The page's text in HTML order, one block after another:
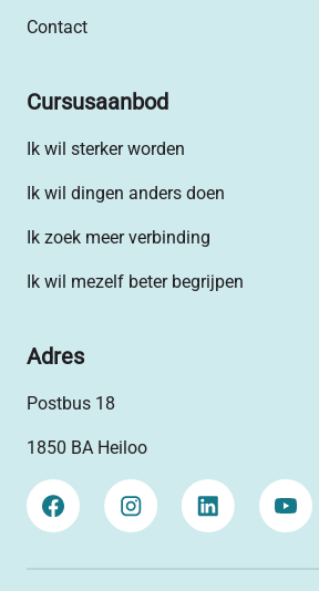
Contact
Cursusaanbod
Ik wil sterker worden
Ik wil dingen anders doen
Ik zoek meer verbinding
Ik wil mezelf beter begrijpen
Adres
Postbus 18
1850 BA Heiloo
Facebook InstagramLinkedIn YouTube